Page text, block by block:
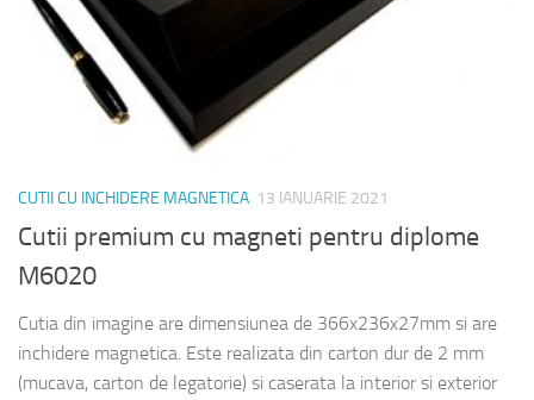
CUTII CU INCHIDERE MAGNETICA 13 IANUARIE 2021
Cutii premium cu magneti pentru diplome
M6020
Cutia din imagine are dimensiunea de 366x236x27mm si are
inchidere magnetica. Este realizata din carton dur de 2 mm
(mucava, carton de legatorie) si caserata la interior si exterior